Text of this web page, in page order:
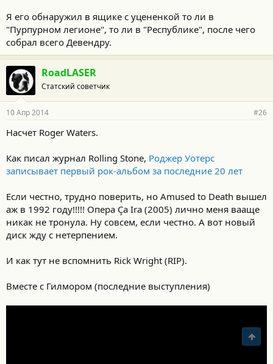
Я его обнаружил в ящике с уцененкой то ли в
"Пурпурном легионе", то ли в "Республике", после чего
собрал всего Девендру.
RoadLASER
Статский советчик
10 Апр 2014 #26
Насчет Roger Waters.
Как писал журнал Rolling Stone, Роджер Уотерс
записывает первый рок-альбом за последние 20 лет
Если честно, трудно поверить, но Amused to Death вышел
аж в 1992 году!!!!! Опера Ça Ira (2005) лично меня вааще
никак не тронула. Ну совсем, если честно. А вот новый
диск жду с нетерпением.
И как тут не вспомнить Rick Wright (RIP).
Вместе с Гилмором (последние выступления)